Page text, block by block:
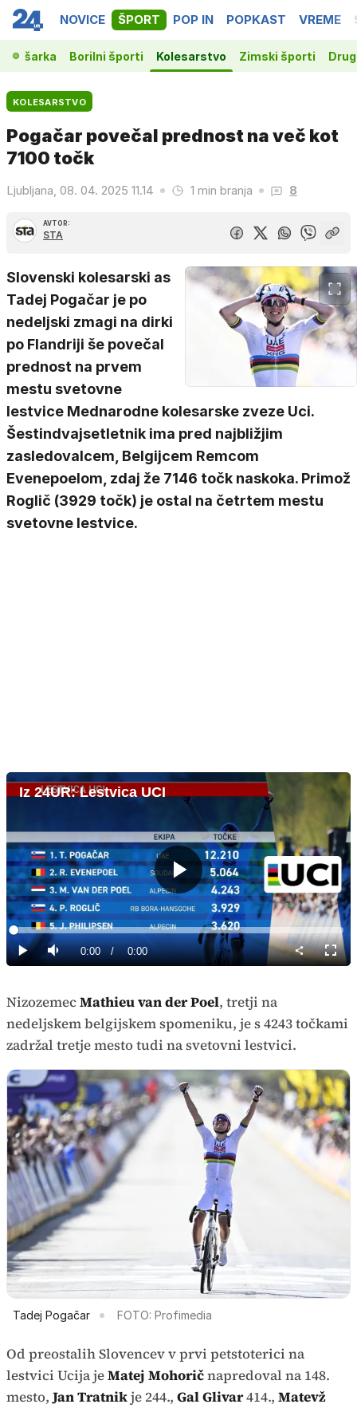
NOVICE ŠPORT POP IN POPKAST VREME
Košarka Borilni športi Kolesarstvo Zimski športi
KOLESARSTVO
Pogačar povečal prednost na več kot
7100 točk
Ljubljana, 08. 04. 2025 11.14 1 min branja 8
AVTOR:
STA
Slovenski kolesarski as
Tadej Pogačar je po
nedeljski zmagi na dirki
po Flandriji še povečal
prednost na prvem
mestu svetovne
lestvice Mednarodne kolesarske zveze Uci.
Šestindvajsetletnik ima pred najbližjim
zasledovalcem, Belgijcem Remcom
Evenepoelom, zdaj že 7146 točk naskoka. Primož
Roglič (3929 točk) je ostal na četrtem mestu
svetovne lestvice.
Iz 24UR: Lestvica UCI
Predvajaj
Predvajaj
Tiho Current
0:00 / Duration
0:00
Loaded:
0%
način
NizozemecMathieu van der Poel, tretji na
nedeljskem belgijskem spomeniku, je s 4243 točkami
zadržal tretje mesto tudi na svetovni lestvici.
Tadej Pogačar FOTO: Profimedia
Od preostalih Slovencev v prvi petstoterici na
lestvici Ucija jeMatej Mohoričnapredoval na 148.
mesto,Jan Tratnikje 244., Gal Glivar414., Matevž